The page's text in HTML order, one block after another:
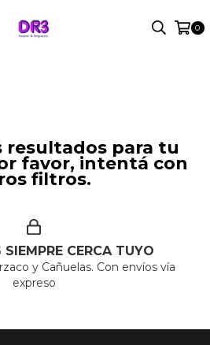
0
resultados para tu
favor, intentá con
filtros.
SIEMPRE CERCA TUYO
y Cañuelas. Con envíos vía
expreso